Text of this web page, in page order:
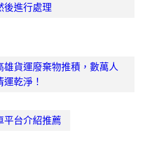
後進行處理
雄貨運廢棄物推積，數萬人
運乾淨！
平台介紹推薦